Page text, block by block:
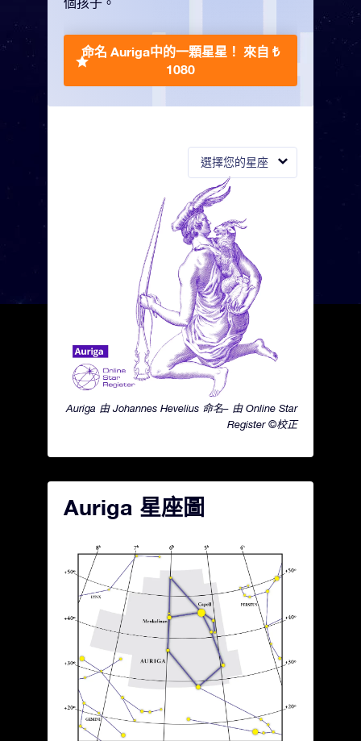
選擇您的星座
Auriga 由 Johannes Hevelius 命名– 由 Online Star
Register ©校正
命名 Auriga中的一顆星星！ 來自 ₺
1080
Auriga 星座圖